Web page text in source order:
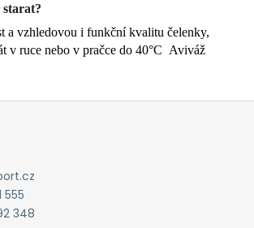
starat?
a vzhledovou i funkční kvalitu čelenky,
v ruce nebo v pračce do 40°C Aviváž
555
348